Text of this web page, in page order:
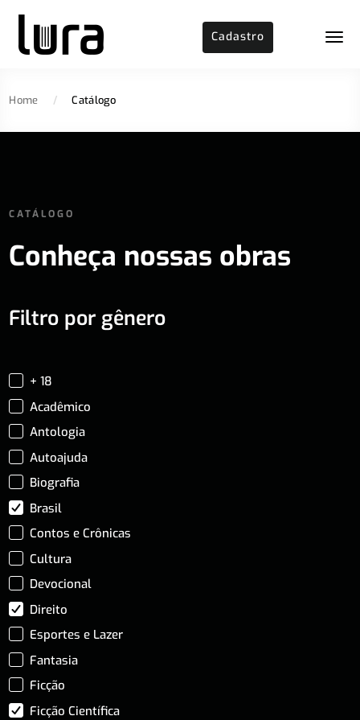
Cadastro
Home / Catálogo
CATÁLOGO
Conheça nossas obras
Filtro por gênero
+ 18
Acadêmico
Antologia
Autoajuda
Biografia
Brasil
Contos e Crônicas
Cultura
Devocional
Direito
Esportes e Lazer
Fantasia
Ficção
Ficção Científica